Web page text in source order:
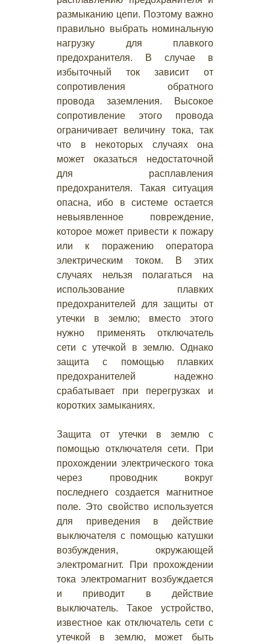
размыканию цепи. Поэтому важно
правильно выбрать номинальную
нагрузку для плавкого
предохранителя. В случае в
избыточный ток зависит от
сопротивления обратного
провода заземления. Высокое
сопротивление этого провода
ограничивает величину тока, так
что в некоторых случаях она
может оказаться недостаточной
для расплавления
предохранителя. Такая ситуация
опасна, ибо в системе остается
невыявленное повреждение,
которое может привести к пожару
или к поражению оператора
электрическим током. В этих
случаях нельзя полагаться на
использование плавких
предохранителей для защиты от
утечки в землю; вместо этого
нужно применять отключатель
сети с утечкой в землю. Однако
защита с помощью плавких
предохранителей надежно
срабатывает при перегрузках и
коротких замыканиях.
Защита от утечки в землю с
помощью отключателя сети. При
прохождении электрического тока
через проводник вокруг
последнего создается магнитное
поле. Это свойство используется
для приведения в действие
выключателя с помощью катушки
возбуждения, окружающей
электромагнит. При прохождении
тока электромагнит возбуждается
и приводит в действие
выключатель. Такое устройство,
известное как отключатель сети с
утечкой в землю, может быть